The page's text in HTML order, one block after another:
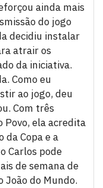
ainda mais
do jogo
decidiu instalar
atrair os
da iniciativa.
Como eu
ao jogo, deu
Com três
Povo, ela acredita
da Copa e a
Carlos pode
de semana de
João do Mundo.